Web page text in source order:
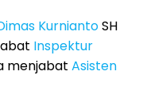
KurniantoSH
Inspektur
menjabat Asisten